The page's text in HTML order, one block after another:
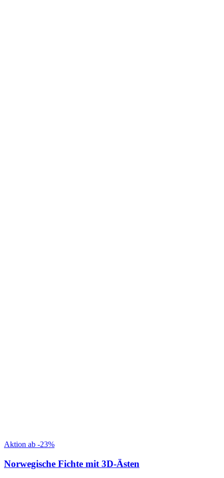
Aktion ab -23%
Norwegische Fichte mit 3D-Ästen